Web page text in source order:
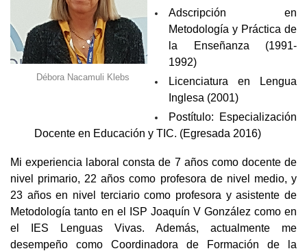
Débora Nacamuli Klebs
Adscripción en
Metodología y Práctica de
la Enseñanza (1991-
1992)
Licenciatura en Lengua
Inglesa (2001)
Postítulo:
Especialización
Docente en Educación y TIC. (Egresada 2016)
Mi experiencia laboral consta de 7 años como docente de
nivel primario, 22 años como profesora de nivel medio, y
23 años en nivel terciario como profesora y asistente de
Metodología tanto en el ISP Joaquín V González como en
el IES Lenguas Vivas. Además, actualmente me
desempeño como Coordinadora de Formación de la